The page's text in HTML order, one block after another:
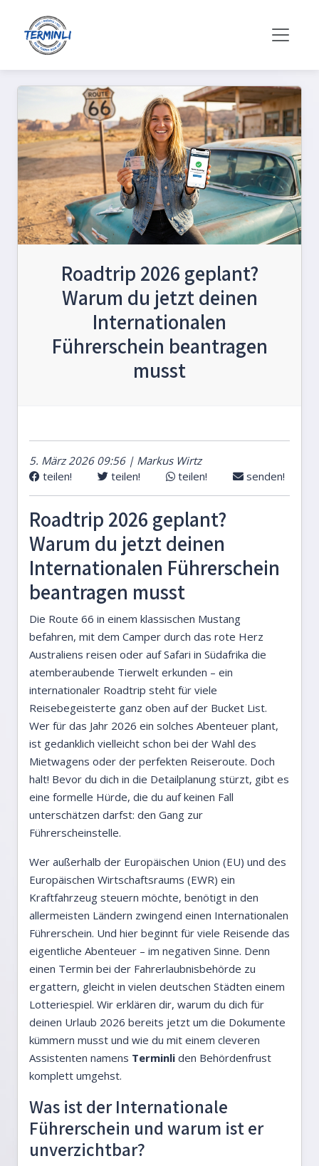
Roadtrip 2026 geplant?
Warum du jetzt deinen
Internationalen
Führerschein beantragen
musst
5. März 2026 09:56 | Markus Wirtz
teilen!
teilen! teilen! senden!
Roadtrip 2026 geplant?
Warum du jetzt deinen
Internationalen Führerschein
beantragen musst
Die Route 66 in einem klassischen Mustang
befahren, mit dem Camper durch das rote Herz
Australiens reisen oder auf Safari in Südafrika die
atemberaubende Tierwelt erkunden – ein
internationaler Roadtrip steht für viele
Reisebegeisterte ganz oben auf der Bucket List.
Wer für das Jahr 2026 ein solches Abenteuer plant,
ist gedanklich vielleicht schon bei der Wahl des
Mietwagens oder der perfekten Reiseroute. Doch
halt! Bevor du dich in die Detailplanung stürzt, gibt es
eine formelle Hürde, die du auf keinen Fall
unterschätzen darfst: den Gang zur
Führerscheinstelle.
Wer außerhalb der Europäischen Union (EU) und des
Europäischen Wirtschaftsraums (EWR) ein
Kraftfahrzeug steuern möchte, benötigt in den
allermeisten Ländern zwingend einen Internationalen
Führerschein. Und hier beginnt für viele Reisende das
eigentliche Abenteuer – im negativen Sinne. Denn
einen Termin bei der Fahrerlaubnisbehörde zu
ergattern, gleicht in vielen deutschen Städten einem
Lotteriespiel. Wir erklären dir, warum du dich für
deinen Urlaub 2026 bereits jetzt um die Dokumente
kümmern musst und wie du mit einem cleveren
Assistenten namens Terminli den Behördenfrust
komplett umgehst.
Was ist der Internationale
Führerschein und warum ist er
unverzichtbar?